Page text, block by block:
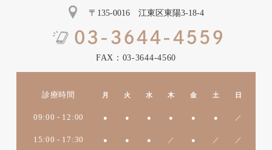
〒135-0016 江東区東陽3-18-4
FAX：03-3644-4560
診療時間 月 火 水 木 金 土 日
09:00 - 12:00 ● ● ● ● ● ● ／
15:00 - 17:30 ● ● ● ／ ● ／ ／